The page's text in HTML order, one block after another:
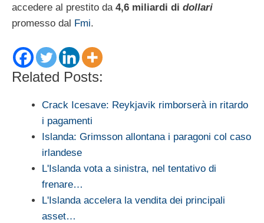
accedere al prestito da 4,6 miliardi di dollari
promesso dal Fmi.
Related Posts:
Crack Icesave: Reykjavik rimborserà in ritardo
i pagamenti
Islanda: Grimsson allontana i paragoni col caso
irlandese
L'Islanda vota a sinistra, nel tentativo di
frenare…
L'Islanda accelera la vendita dei principali
asset…